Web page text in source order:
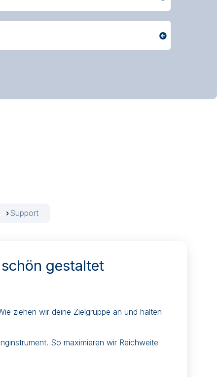
Support
gestaltet
ziehen wir deine Zielgruppe an und halten
So maximieren wir Reichweite